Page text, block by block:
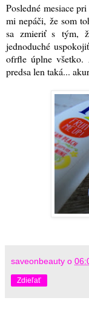
Posledné mesiace
mi nepáči, že som
sa zmieriť s tým,
jednoduché
ofrfle úplne všetko.
predsa len taká...
saveonbeauty o
Zdieľať